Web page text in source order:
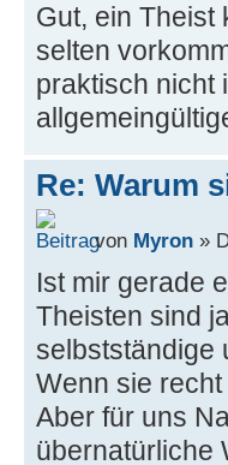
Gut, ein Theist
selten
praktisch nicht
Re: Warum
von Myron »
Ist mir gerade
Theisten sind
selbstständige
Wenn sie
Aber für uns
übernatürliche